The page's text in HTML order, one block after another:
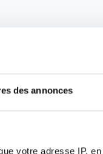
des annonces
votre adresse IP,
le